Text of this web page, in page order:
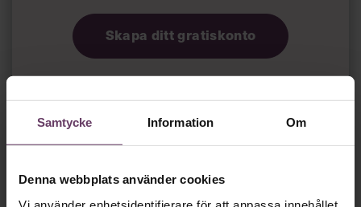
Samtycke Information Om
Denna webbplats använder cookies
Skapa ditt gratiskonto